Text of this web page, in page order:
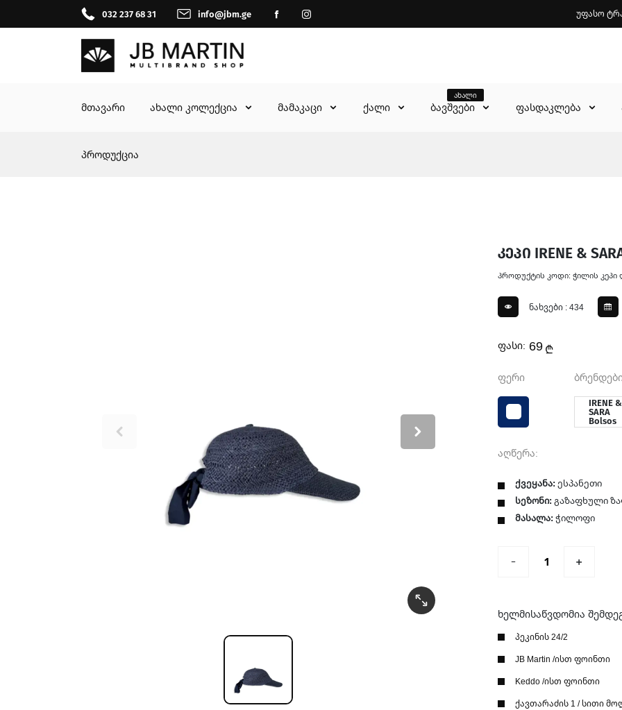
032 237 68 31 info@jbm.ge უფასო
მთავარი ახალი კოლექცია მამაკაცი ქალი ბავშვები
ახალი
ფასდაკლება
პროდუქცია
კეპი IRENE &
პროდუქტის კოდი: ჭილის კეპი
ნახვები : 434
ფასი: 69₾
ფერი
IRENE &
SARA
Bolsos
აღწერა:
ქვეყანა: ესპანეთი
სეზონი: გაზაფხული
მასალა: ჭილოფი
ხელმისაწვდომია
პეკინის 24/2
JB Martin /ისთ ფოინთი
Keddo /ისთ ფოინთი
ქავთარაძის 1 / სითი